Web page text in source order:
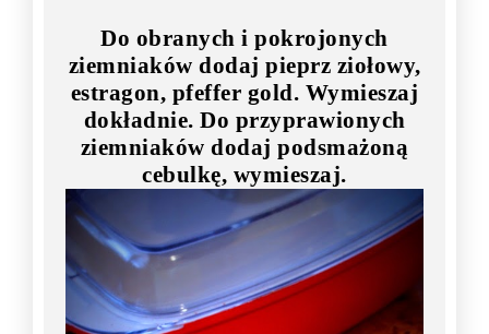
Do obranych i pokrojonych
ziemniaków dodaj pieprz ziołowy,
estragon, pfeffer gold. Wymieszaj
dokładnie. Do przyprawionych
ziemniaków dodaj podsmażoną
cebulkę, wymieszaj.